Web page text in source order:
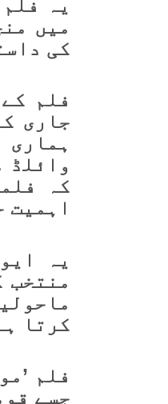
یہ
میں
کی
فلم
جاری
ہماری
کہ
اہمیت
منتخب
کرتا
جسے